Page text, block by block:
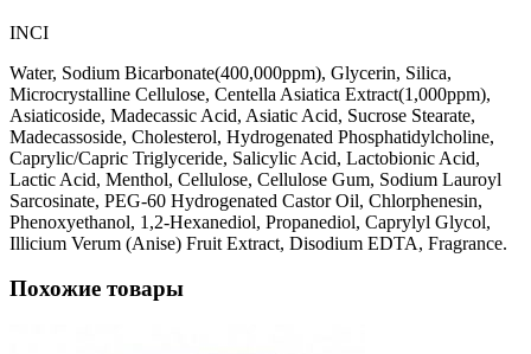
INCI
Water, Sodium Bicarbonate(400,000ppm), Glycerin, Silica,
Microcrystalline Cellulose, Centella Asiatica Extract(1,000ppm),
Asiaticoside, Madecassic Acid, Asiatic Acid, Sucrose Stearate,
Madecassoside, Cholesterol, Hydrogenated Phosphatidylcholine,
Caprylic/Capric Triglyceride, Salicylic Acid, Lactobionic Acid,
Lactic Acid, Menthol, Cellulose, Cellulose Gum, Sodium Lauroyl
Sarcosinate, PEG-60 Hydrogenated Castor Oil, Chlorphenesin,
Phenoxyethanol, 1,2-Hexanediol, Propanediol, Caprylyl Glycol,
Illicium Verum (Anise) Fruit Extract, Disodium EDTA, Fragrance.
Похожие товары